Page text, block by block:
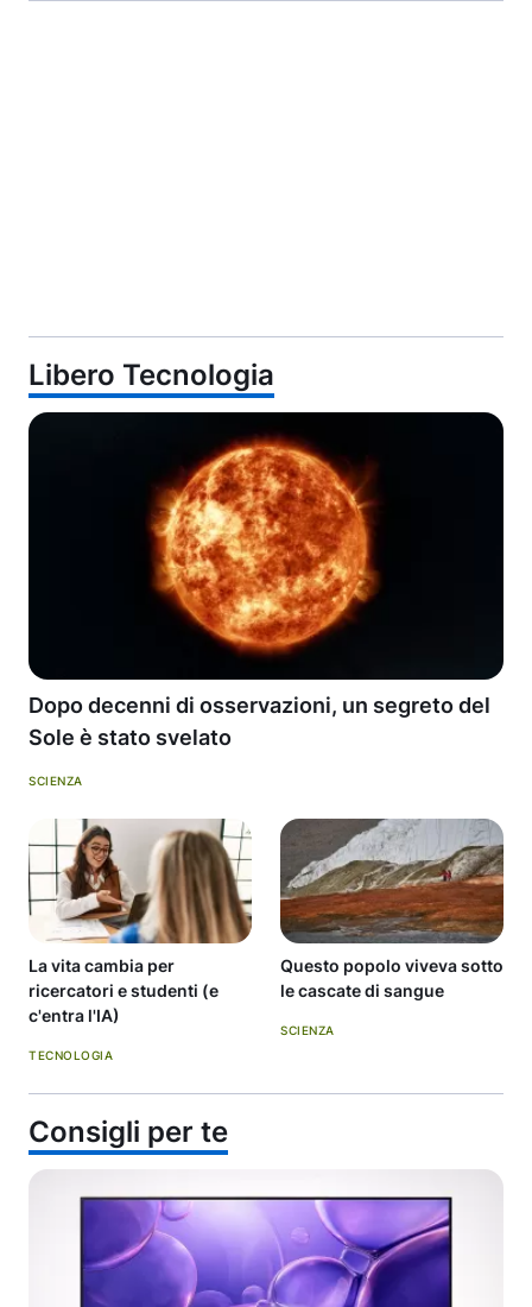
Libero Tecnologia
Dopo decenni di osservazioni, un segreto del
Sole è stato svelato
SCIENZA
La vita cambia per
ricercatori e studenti (e
c'entra l'IA)
TECNOLOGIA
Questo popolo viveva sotto
le cascate di sangue
SCIENZA
Consigli per te